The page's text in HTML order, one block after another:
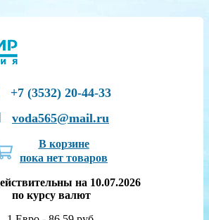
+7 (3532) 20-44-33
voda565@mail.ru
В корзине
пока нет товаров
на 10.07.2026
по курсу валют